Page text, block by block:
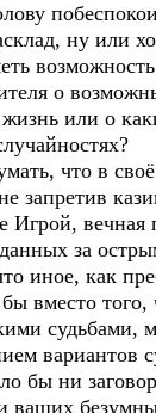
ну или
возможность
о
или о
что в своё
запретив
Игрой, вечная
за
иное, как
вместо того,
судьбами,
вариантов
бы ни
ваших